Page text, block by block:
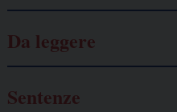
Da leggere
Sentenze